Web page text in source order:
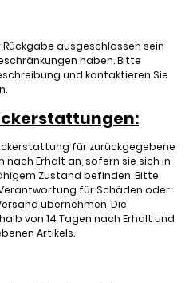
ausgeschlossen sein
haben. Bitte
und kontaktieren Sie
für zurückgegebene
nach Erhalt an, sofern sie sich in
Zustand befinden. Bitte
für Schäden oder
übernehmen. Die
von 14 Tagen nach Erhalt und
Artikels.